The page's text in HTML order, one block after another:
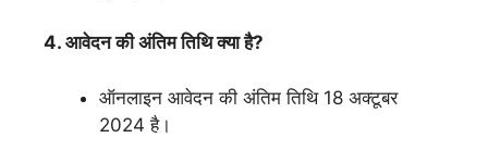
4. आवेदन की अंतिम तिथि क्या है?
ऑनलाइन आवेदन की अंतिम तिथि 18 अक्टूबर
2024 है।